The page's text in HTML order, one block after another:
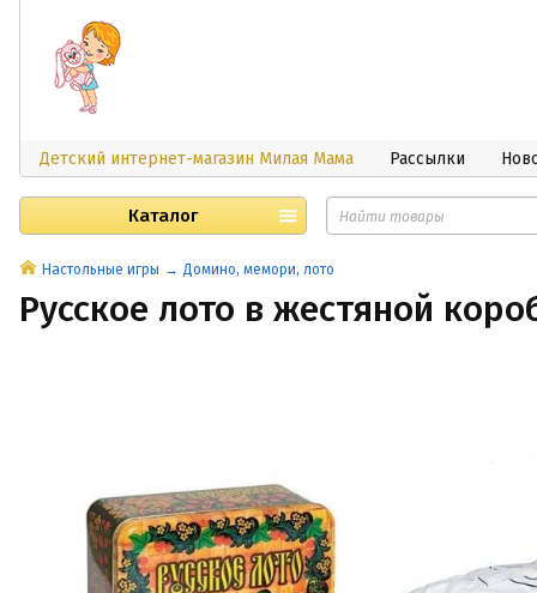
Детский интернет-магазин Милая Мама Рассылки
Каталог
Настольные игры Домино, мемори, лото
Русское лото в жестяной